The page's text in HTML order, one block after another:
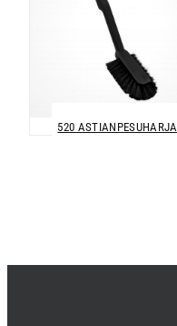
520 ASTIANPESUHARJA